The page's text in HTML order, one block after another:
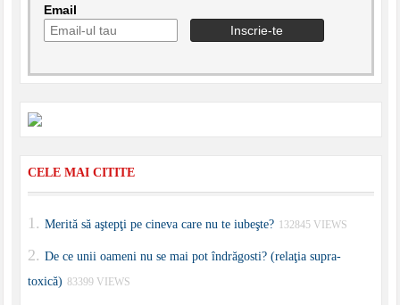
Email
CELE MAI CITITE
Merită să aştepţi pe cineva care nu te iubeşte? 132845 VIEWS
De ce unii oameni nu se mai pot îndrăgosti? (relaţia supra-
toxică) 83399 VIEWS